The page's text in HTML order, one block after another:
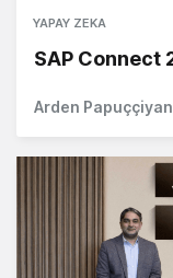
YAPAY ZEKA
SAP Connect
Arden Papuççiyan